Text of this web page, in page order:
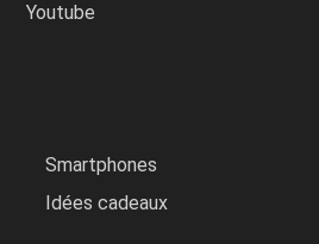
Youtube
Smartphones
Idées cadeaux